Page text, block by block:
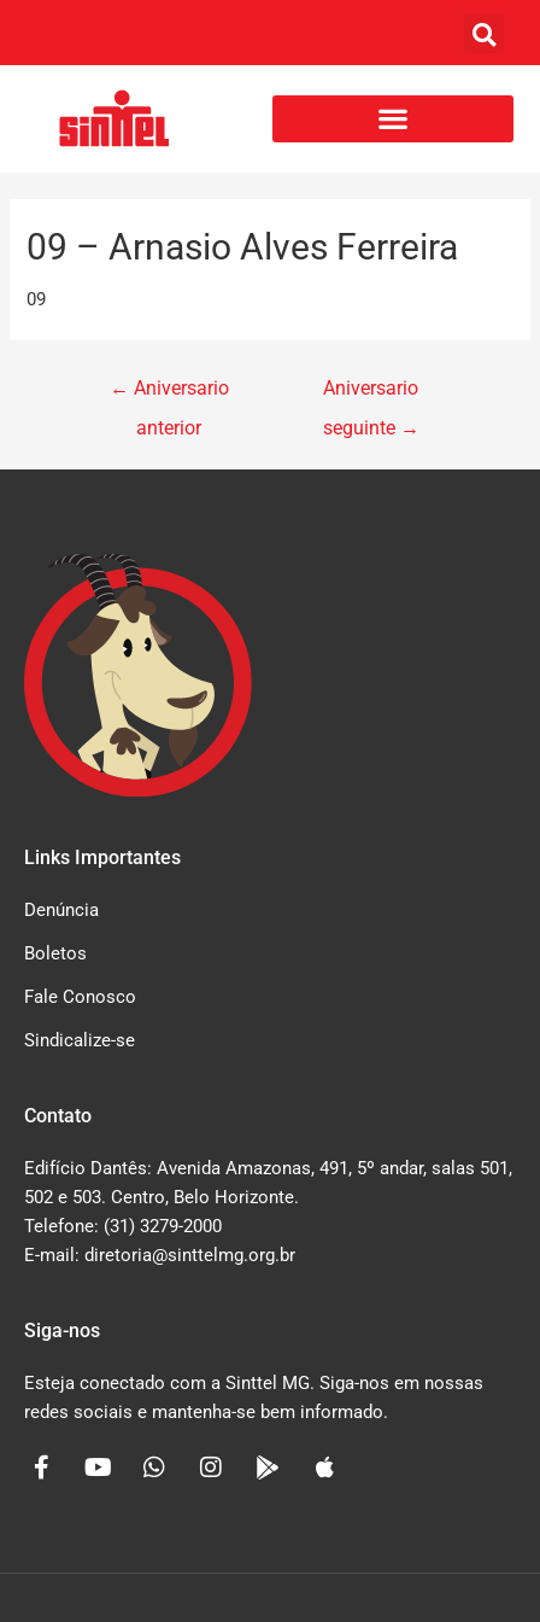
09 – Arnasio Alves Ferreira
09
← Aniversario
anterior
Aniversario
seguinte →
Links Importantes
Denúncia
Boletos
Fale Conosco
Sindicalize-se
Contato
Edifício Dantês: Avenida Amazonas, 491, 5º andar, salas 501,
502 e 503. Centro, Belo Horizonte.
Telefone: (31) 3279-2000
E-mail: diretoria@sinttelmg.org.br
Siga-nos
Esteja conectado com a Sinttel MG. Siga-nos em nossas
redes sociais e mantenha-se bem informado.